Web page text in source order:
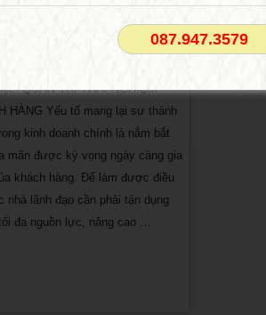
học: QUẢN TRỊ TRẢI NGHIỆM
HÀNG khai giảng T6
QUẢN TRỊ TRẢI NGHIỆM
HÀNG Yếu tố mang lại sự thành
kinh doanh chính là nắm bắt
mãn được kỳ vọng ngày càng gia
khách hàng. Để làm được điều
nhà lãnh đạo cần phải tận dụng
đa nguồn lực, nâng cao …
087.947.3579